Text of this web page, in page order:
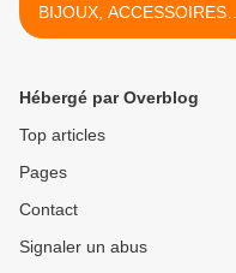
BIJOUX, ACCESSOIRES &
DÉCO - Exposition du 10
Hébergé par Overblog
Top articles
Pages
Contact
Signaler un abus